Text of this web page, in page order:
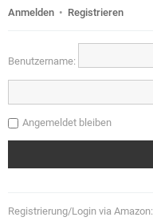
Anmelden • Registrieren
Benutzername:
Angemeldet bleiben
Registrierung/Login via Amazon: